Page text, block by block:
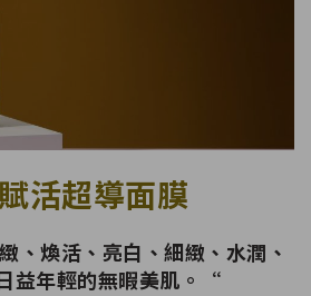
活超導面膜
、煥活、亮白、細緻、水潤、
益年輕的無暇美肌。“